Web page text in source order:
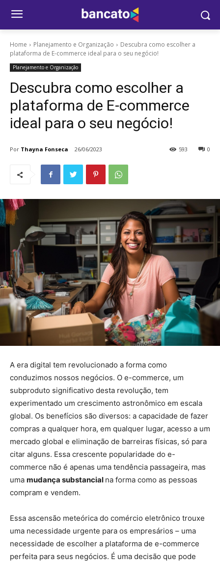
Home Planejamento e Organização
Descubra como escolher a
plataforma de E-commerce ideal para o seu negócio!
Planejamento e Organização
Descubra como escolher a
plataforma de E-commerce
ideal para o seu negócio!
Por Thayna Fonseca 26/06/2023 0
593
A era digital tem revolucionado a forma como
conduzimos nossos negócios. O e-commerce, um
subproduto significativo desta revolução, tem
experimentado um crescimento astronômico em escala
global. Os benefícios são diversos: a capacidade de fazer
compras a qualquer hora, em qualquer lugar, acesso a um
mercado global e eliminação de barreiras físicas, só para
citar alguns. Essa crescente popularidade do e-
commerce não é apenas uma tendência passageira, mas
uma mudança substancial na forma como as pessoas
compram e vendem.
Essa ascensão meteórica do comércio eletrônico trouxe
uma necessidade urgente para os empresários – uma
necessidade de escolher a plataforma de e-commerce
perfeita para seus negócios. É uma decisão que pode